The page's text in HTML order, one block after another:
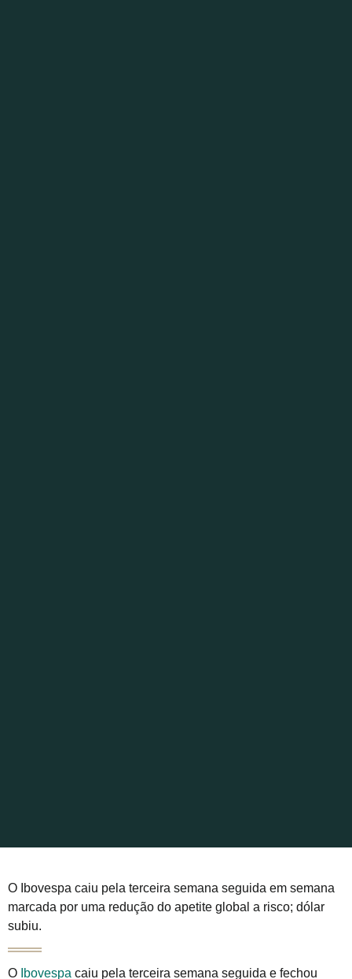
O Ibovespa caiu pela terceira semana seguida em semana
marcada por uma redução do apetite global a risco; dólar
subiu.
O Ibovespa caiu pela terceira semana seguida e fechou